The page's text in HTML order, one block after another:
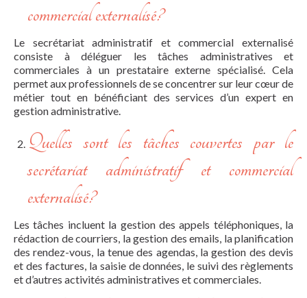
commercial externalisé?
Le secrétariat administratif et commercial externalisé
consiste à déléguer les tâches administratives et
commerciales à un prestataire externe spécialisé. Cela
permet aux professionnels de se concentrer sur leur cœur de
métier tout en bénéficiant des services d’un expert en
gestion administrative.
Quelles sont les tâches couvertes par le
secrétariat administratif et commercial
externalisé?
Les tâches incluent la gestion des appels téléphoniques, la
rédaction de courriers, la gestion des emails, la planification
des rendez-vous, la tenue des agendas, la gestion des devis
et des factures, la saisie de données, le suivi des règlements
et d’autres activités administratives et commerciales.